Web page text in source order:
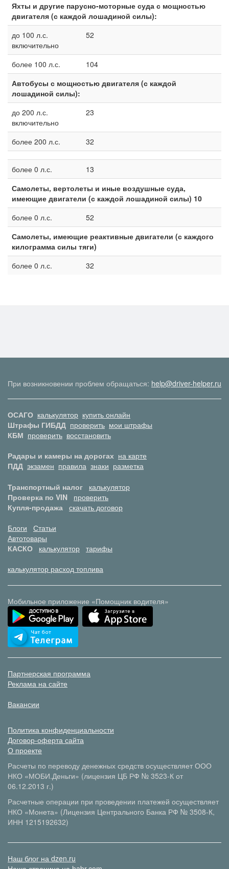
Яхты и другие парусно-моторные суда с мощностью
двигателя (с каждой лошадиной силы):
до 100 л.с.
включительно
52
более 100 л.с.
104
Автобусы с мощностью двигателя (с каждой
лошадиной силы):
до 200 л.с.
включительно
23
более 200 л.с. 32
более 0 л.с.
13
Самолеты, вертолеты и иные воздушные суда,
имеющие двигатели (с каждой лошадиной силы) 10
более 0 л.с.
52
Самолеты, имеющие реактивные двигатели (с каждого
килограмма силы тяги)
более 0 л.с.
32
При возникновении проблем обращаться: help@driver-helper.ru
ОСАГО калькулятор купить онлайн
Штрафы ГИБДД проверить мои штрафы
КБМ проверить восстановить
Радары и камеры на дорогах на карте
ПДД экзамен правила знаки разметка
Транспортный налог
калькулятор
Проверка по VIN
проверить
Купля-продажа скачать договор
Блоги
Статьи
Автотовары
КАСКО
калькулятор тарифы
калькулятор расход топлива
Мобильное приложение «Помощник водителя»
Партнерская программа
Реклама на сайте
Вакансии
Политика конфиденциальности
Договор-оферта сайта
О проекте
Расчеты по переводу денежных средств осуществляет ООО
НКО «МОБИ.Деньги» (лицензия ЦБ РФ № 3523-К от
06.12.2013 г.)
Расчетные операции при проведении платежей осуществляет
НКО «Монета» (Лицензия Центрального Банка РФ № 3508-К,
ИНН 1215192632)
Наш блог на dzen.ru